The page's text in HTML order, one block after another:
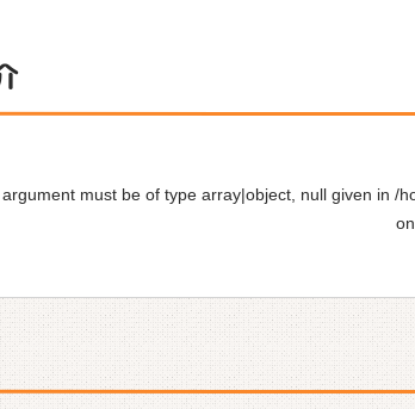
must be of type array|object, null given in /